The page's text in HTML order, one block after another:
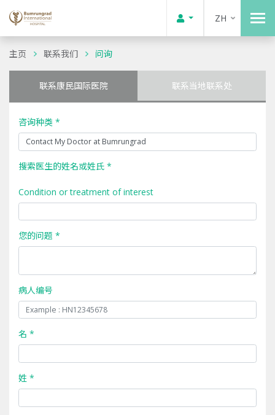
ZH
主页 联系我们 问询
联系康民国际医院 联系当地联系处
咨询种类 *
搜索医生的姓名或姓氏 *
Condition or treatment of interest
您的问题 *
病人编号
名 *
姓 *